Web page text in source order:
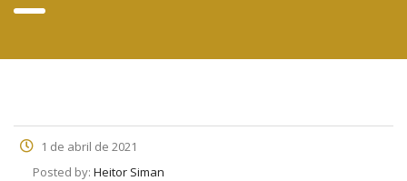
1 de abril de 2021
Posted by: Heitor Siman